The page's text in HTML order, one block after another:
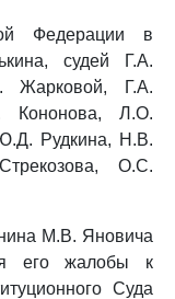
Федерации в
судей Г.А.
Жарковой, Г.А.
Кононова, Л.О.
Рудкина, Н.В.
О.С.
М.В. Яновича
его жалобы к
Суда